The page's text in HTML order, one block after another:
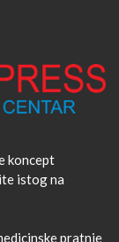
koncept
istog na
pratnje